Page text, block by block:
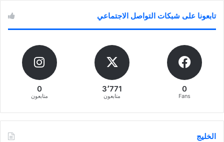
تابعونا على شبكات التواصل الاجتماعي
0
Fans
3٬771
متابعون
0
متابعون
الخليج